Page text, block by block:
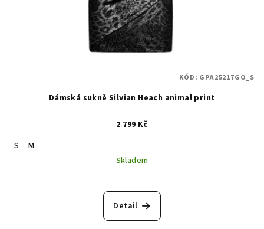
Dámská sukně Silvian Heach animal print
2 799 Kč
S
M
Skladem
Detail
KÓD: GPA25217GO_S